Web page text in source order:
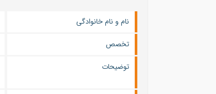
نام و نام خانوادگی
تخصص
توضیحات